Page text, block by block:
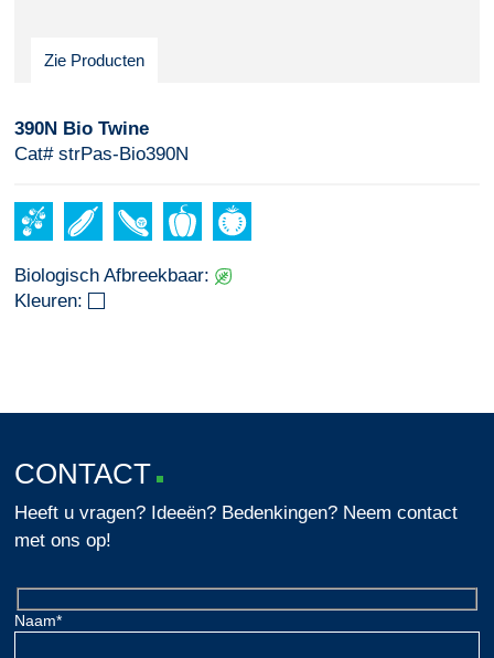
Zie Producten
390N Bio Twine
Cat# strPas-Bio390N
Biologisch Afbreekbaar:
Kleuren:
CONTACT
Heeft u vragen? Ideeën? Bedenkingen? Neem contact
met ons op!
Naam*